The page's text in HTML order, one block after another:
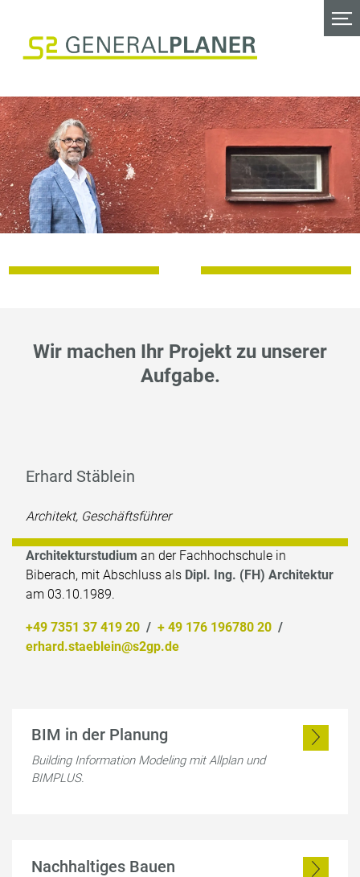
Wir machen Ihr Projekt zu unserer
Aufgabe.
Erhard Stäblein
Architekt, Geschäftsführer
Architekturstudium an der Fachhochschule in
Biberach, mit Abschluss als Dipl. Ing. (FH) Architektur
am 03.10.1989.
+49 7351 37 419 20 / + 49 176 196780 20 /
erhard.staeblein@s2gp.de
BIM in der Planung
Building Information Modeling mit Allplan und
BIMPLUS.
Nachhaltiges Bauen